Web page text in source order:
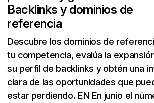
Backlinks y dominios de
referencia
Descubre los dominios de
tu competencia, evalúa la
su perfil de backlinks y obtén una
clara de las oportunidades que
estar perdiendo. EN En junio el